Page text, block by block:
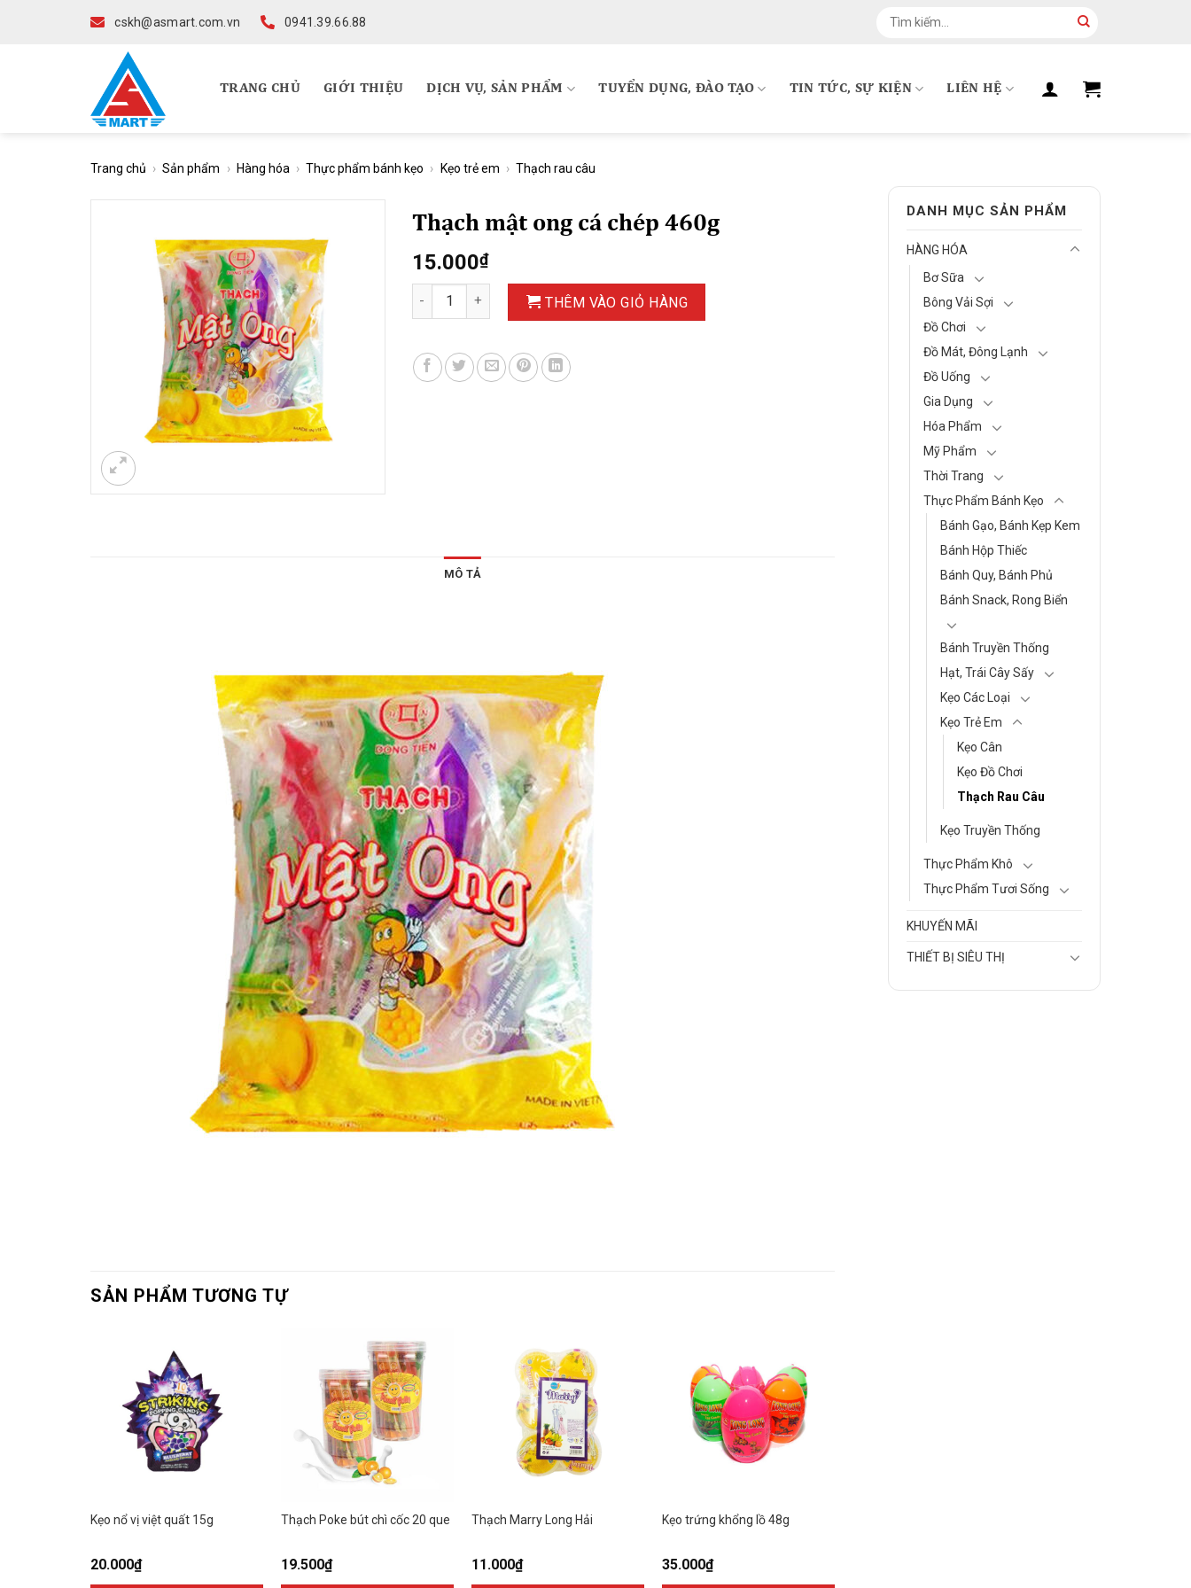
cskh@asmart.com.vn 0941.39.66.88
kiếm:
TRANG CHỦ GIỚI THIỆU DỊCH VỤ, SẢN PHẨM TUYỂN DỤNG, ĐÀO TẠO TIN TỨC, SỰ KIỆN LIÊN HỆ
Trang chủ › Sản phẩm › Hàng hóa › Thực phẩm bánh kẹo › Kẹo trẻ em › Thạch rau câu
DANH MỤC SẢN PHẨM
HÀNG HÓA
Bơ Sữa
Bông Vải Sợi
Đồ Chơi
Đồ Mát, Đông Lạnh
Đồ Uống
Gia Dụng
Hóa Phẩm
Mỹ Phẩm
Thời Trang
Thực Phẩm Bánh Kẹo
Bánh Gạo, Bánh Kẹp Kem
Bánh Hộp Thiếc
Bánh Quy, Bánh Phủ
Bánh Snack, Rong Biển
Bánh Truyền Thống
Hạt, Trái Cây Sấy
Kẹo Các Loại
Kẹo Trẻ Em
Kẹo Cân
Kẹo Đồ Chơi
Thạch Rau Câu
Kẹo Truyền Thống
Thực Phẩm Khô
Thực Phẩm Tươi Sống
KHUYẾN MÃI
THIẾT BỊ SIÊU THỊ
Thạch mật ong cá chép 460g
15.000₫
Thạch mật ong cá chép 460g số lượng
THÊM VÀO GIỎ HÀNG
MÔ TẢ
SẢN PHẨM TƯƠNG TỰ
Kẹo nổ vị việt quất 15g
20.000₫
Thạch Poke bút chì cốc 20 que
19.500₫
Thạch Marry Long Hải
11.000₫
Kẹo trứng khổng lồ 48g
35.000₫